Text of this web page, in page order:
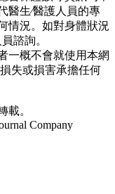
醫生∕醫護人員的專
情況。如對身體狀況
諮詢。
一概不會就使用本網
失或損害承擔任何
載。
Company